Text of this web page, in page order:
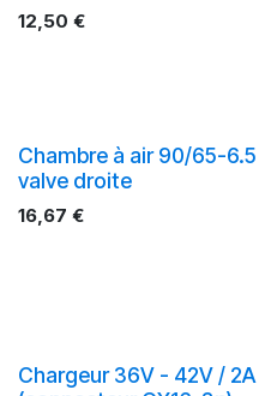
12,50 €
Chambre à air 90/65-6.5
valve droite
16,67 €
Chargeur 36V - 42V / 2A